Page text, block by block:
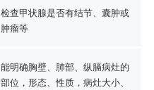
检查甲状腺是否有结节、囊肿或
肿瘤等
能明确胸壁、肺部、纵膈病灶的
部位，形态、性质，病灶大小、